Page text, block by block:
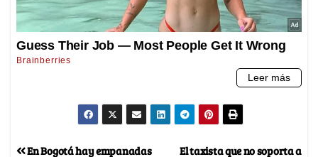
El taxista que no soporta a
En Bogotá hay empanadas